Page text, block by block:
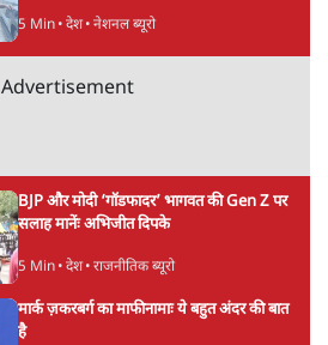
5 Min• देश• नेशनल ब्यूरो
Advertisement
BJP और मोदी ‘गॉडफादर’ भागवत की Gen Z पर
सलाह मानेंः अभिजीत दिपके
5 Min• देश• राजनीतिक ब्यूरो
मार्क ज़करबर्ग का माफीनामाः ये बहुत अंदर की बात
है